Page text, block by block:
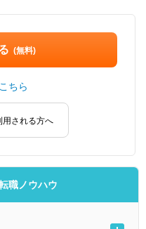
(無料)
こちら
される方へ
職ノウハウ